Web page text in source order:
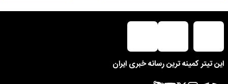
این تیتر کمینه ترین رسانه خبری ایران